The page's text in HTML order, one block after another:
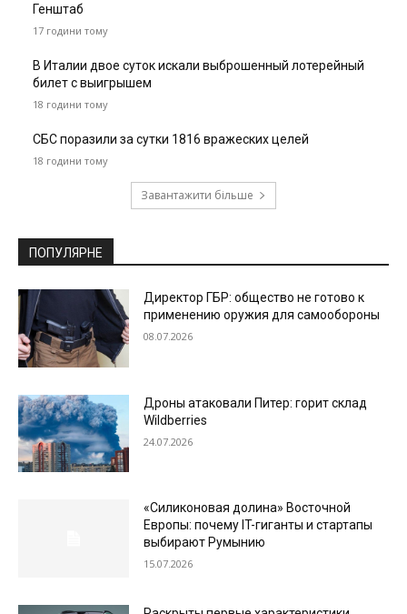
Генштаб
17 години тому
В Италии двое суток искали выброшенный лотерейный
билет с выигрышем
18 години тому
СБС поразили за сутки 1816 вражеских целей
18 години тому
Завантажити більше
ПОПУЛЯРНЕ
Директор ГБР: общество не готово к
применению оружия для самообороны
08.07.2026
Дроны атаковали Питер: горит склад
Wildberries
24.07.2026
«Силиконовая долина» Восточной
Европы: почему IT-гиганты и стартапы
выбирают Румынию
15.07.2026